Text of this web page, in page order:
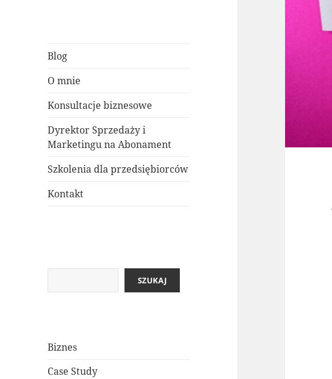
Blog
O mnie
Konsultacje biznesowe
Dyrektor Sprzedaży i
Marketingu na Abonament
Szkolenia dla przedsiębiorców
Kontakt
SZUKAJ
Biznes
Case Study